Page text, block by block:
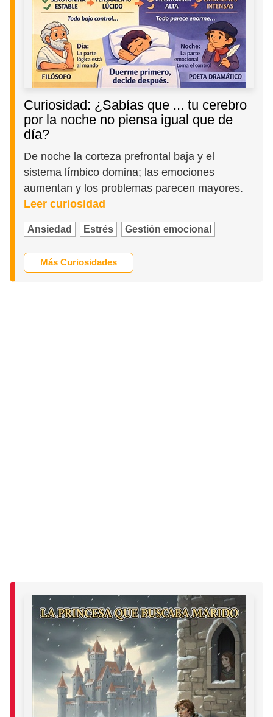
Curiosidad: ¿Sabías que ... tu cerebro
por la noche no piensa igual que de
día?
De noche la corteza prefrontal baja y el
sistema límbico domina; las emociones
aumentan y los problemas parecen mayores.
Leer curiosidad
Ansiedad Estrés Gestión emocional
Más Curiosidades